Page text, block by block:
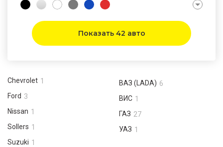
Показать 42 авто
Chevrolet 1
Ford 3
Nissan 1
Sollers 1
Suzuki 1
ВАЗ (LADA) 6
ВИС 1
ГАЗ 27
УАЗ 1